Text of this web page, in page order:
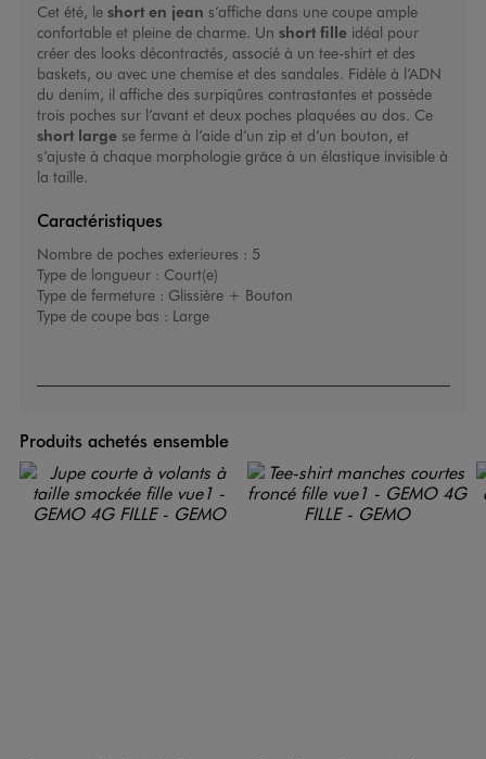
Cet été, le short en jean s’affiche dans une coupe ample
confortable et pleine de charme. Un short filleidéal pour
créer des looks décontractés, associé à un tee-shirt et des
baskets, ou avec une chemise et des sandales. Fidèle à l’ADN
du denim, il affiche des surpiqûres contrastantes et possède
trois poches sur l’avant et deux poches plaquées au dos. Ce
short large se ferme à l’aide d’un zip et d’un bouton, et
s’ajuste à chaque morphologie grâce à un élastique invisible à
la taille.
Caractéristiques
Nombre de poches exterieures : 5
Type de longueur : Court(e)
Type de fermeture : Glissière + Bouton
Type de coupe bas : Large
Produits achetés ensemble